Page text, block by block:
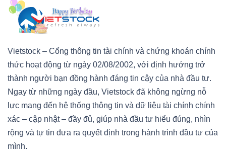
Vietstock – Cổng thông tin tài chính và chứng khoán chính
thức hoạt động từ ngày 02/08/2002, với định hướng trở
thành người bạn đồng hành đáng tin cậy của nhà đầu tư.
Ngay từ những ngày đầu, Vietstock đã không ngừng nỗ
lực mang đến hệ thống thông tin và dữ liệu tài chính chính
xác – cập nhật – đầy đủ, giúp nhà đầu tư hiểu đúng, nhìn
rộng và tự tin đưa ra quyết định trong hành trình đầu tư của
mình.